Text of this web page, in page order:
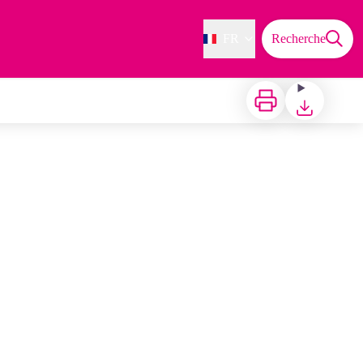
Recherche
Imprimer Télécharger